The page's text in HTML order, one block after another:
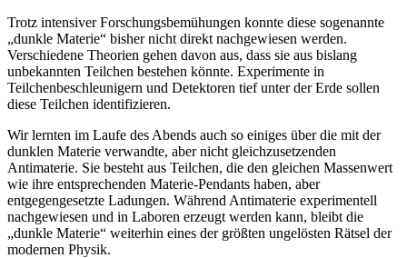
Trotz intensiver Forschungsbemühungen konnte diese sogenannte
„dunkle Materie“ bisher nicht direkt nachgewiesen werden.
Verschiedene Theorien gehen davon aus, dass sie aus bislang
unbekannten Teilchen bestehen könnte. Experimente in
Teilchenbeschleunigern und Detektoren tief unter der Erde sollen
diese Teilchen identifizieren.
Wir lernten im Laufe des Abends auch so einiges über die mit der
dunklen Materie verwandte, aber nicht gleichzusetzenden
Antimaterie. Sie besteht aus Teilchen, die den gleichen Massenwert
wie ihre entsprechenden Materie-Pendants haben, aber
entgegengesetzte Ladungen. Während Antimaterie experimentell
nachgewiesen und in Laboren erzeugt werden kann, bleibt die
„dunkle Materie“ weiterhin eines der größten ungelösten Rätsel der
modernen Physik.